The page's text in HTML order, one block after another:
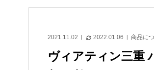
2021.11.02 2022.01.06 商品に
ヴィアティン三重